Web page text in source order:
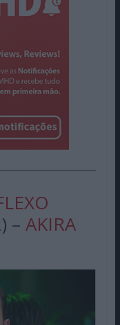
– AKIRA